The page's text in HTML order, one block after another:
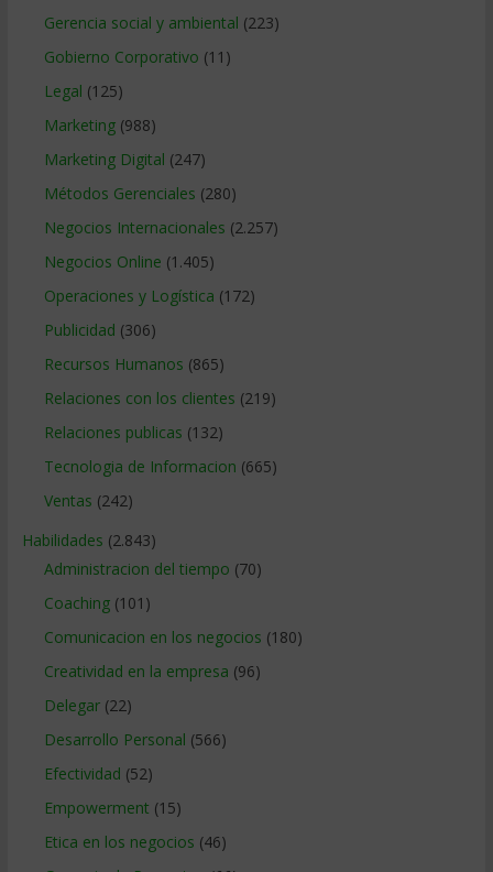
Gerencia social y ambiental (223)
Gobierno Corporativo (11)
Legal (125)
Marketing(988)
Marketing Digital (247)
Métodos Gerenciales (280)
Negocios Internacionales (2.257)
Negocios Online (1.405)
Operaciones y Logística (172)
Publicidad (306)
Recursos Humanos (865)
Relaciones con los clientes (219)
Relaciones publicas (132)
Tecnologia de Informacion (665)
Ventas (242)
Habilidades (2.843)
Administracion del tiempo (70)
Coaching(101)
Comunicacion en los negocios (180)
Creatividad en la empresa (96)
Delegar(22)
Desarrollo Personal (566)
Efectividad (52)
Empowerment (15)
Etica en los negocios (46)